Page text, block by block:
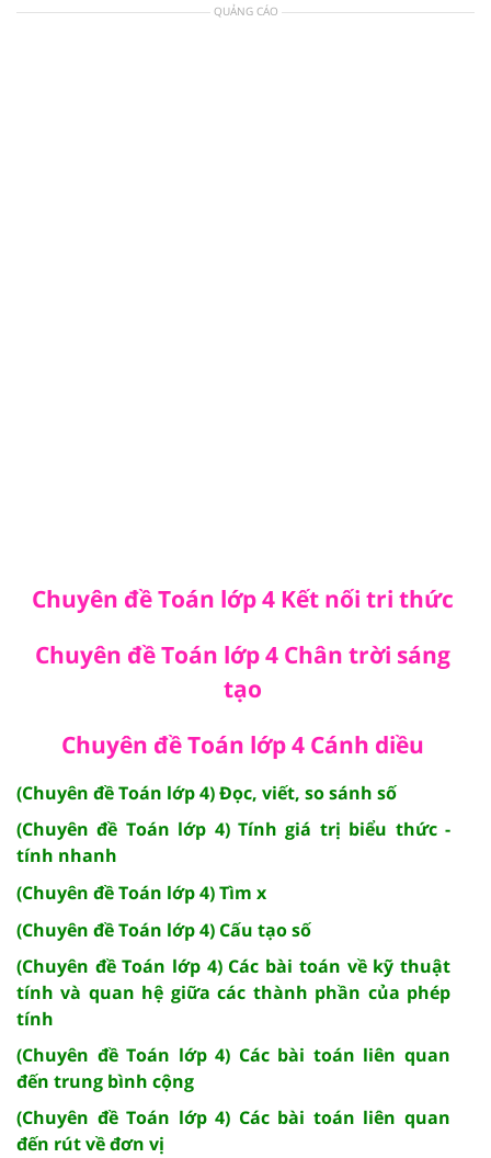
QUẢNG CÁO
Chuyên đề Toán lớp 4 Kết nối tri thức
Chuyên đề Toán lớp 4 Chân trời sáng
tạo
Chuyên đề Toán lớp 4 Cánh diều
(Chuyên đề Toán lớp 4) Đọc, viết, so sánh số
(Chuyên đề Toán lớp 4) Tính giá trị biểu thức -
tính nhanh
(Chuyên đề Toán lớp 4) Tìm x
(Chuyên đề Toán lớp 4) Cấu tạo số
(Chuyên đề Toán lớp 4) Các bài toán về kỹ thuật
tính và quan hệ giữa các thành phần của phép
tính
(Chuyên đề Toán lớp 4) Các bài toán liên quan
đến trung bình cộng
(Chuyên đề Toán lớp 4) Các bài toán liên quan
đến rút về đơn vị